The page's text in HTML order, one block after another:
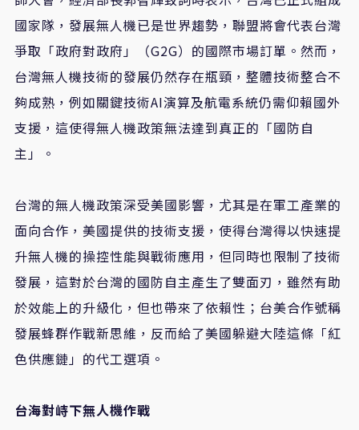
國家隊，發展無人機已是世界趨勢，聯盟將會代表台灣
爭取「政府對政府」（G2G）的國際市場訂單。然而，
台灣無人機技術的發展仍然存在瓶頸，整體技術整合不
夠成熟，例如關鍵技術AI演算及航電系統仍需仰賴國外
支援，這使得無人機政策無法達到真正的「國防自
主」。
台灣的無人機政策深受美國影響，尤其是在軍工產業的
面向合作，美國提供的技術支援，使得台灣得以快速提
升無人機的操控性能與戰術應用，但同時也限制了技術
發展，這對於台灣的國防自主產生了雙面刃，雖然有助
於效能上的升級化，但也帶來了依賴性；台美合作號稱
發展蜂群作戰新思維，反而給了美國躲避大陸這條「紅
色供應鏈」的代工選項。
台海對峙下無人機作戰